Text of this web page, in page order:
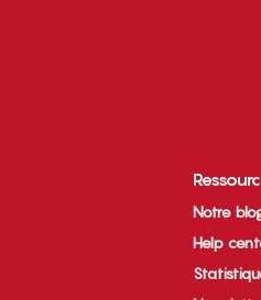
Notre
Help